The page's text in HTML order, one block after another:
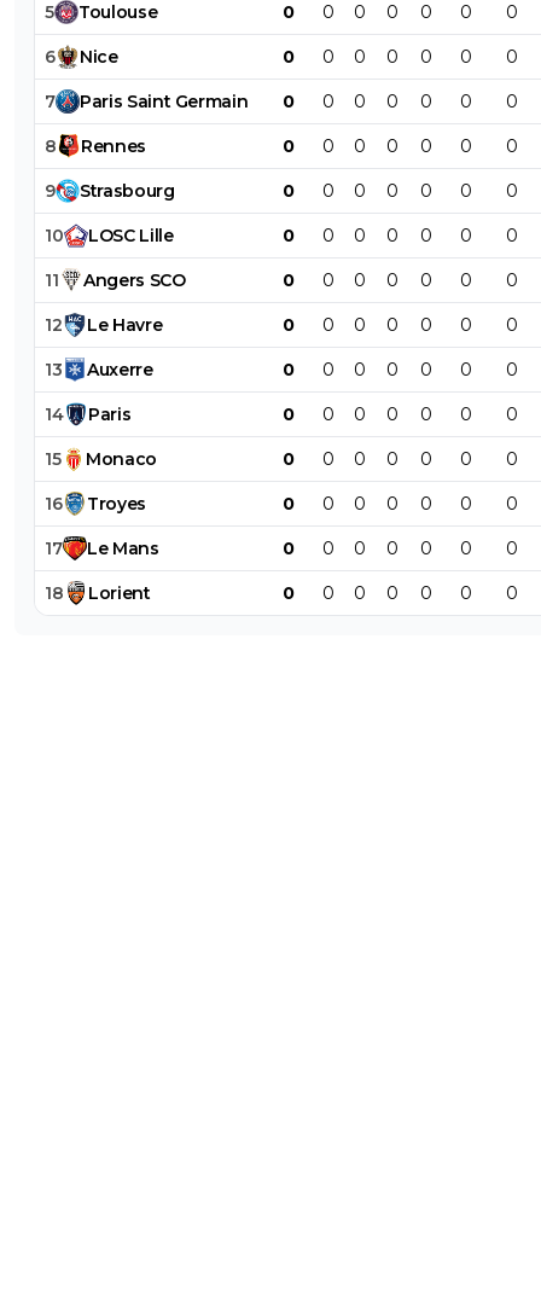
5 Toulouse 0 0 0 0 0 0 0
6 Nice 0 0 0 0 0 0 0
7 Paris Saint Germain 0 0 0 0 0 0 0
8 Rennes 0 0 0 0 0 0 0
9 Strasbourg 0 0 0 0 0 0 0
10 LOSC Lille 0 0 0 0 0 0 0
11 Angers SCO 0 0 0 0 0 0 0
12 Le Havre 0 0 0 0 0 0 0
13 Auxerre 0 0 0 0 0 0 0
14 Paris 0 0 0 0 0 0 0
15 Monaco 0 0 0 0 0 0 0
16 Troyes 0 0 0 0 0 0 0
17 Le Mans 0 0 0 0 0 0 0
18 Lorient 0 0 0 0 0 0 0